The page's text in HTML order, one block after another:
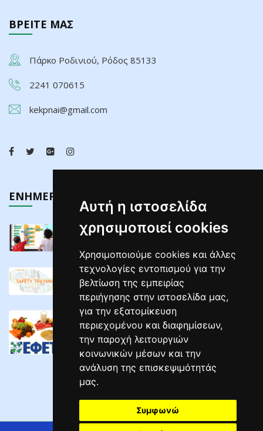
Αυτή η ιστοσελίδα
χρησιμοποιεί cookies
Χρησιμοποιούμε cookies και άλλες
τεχνολογίες εντοπισμού για την
βελτίωση της εμπειρίας
περιήγησης στην ιστοσελίδα μας,
για την εξατομίκευση
περιεχομένου και διαφημίσεων,
την παροχή λειτουργιών
κοινωνικών μέσων και την
ανάλυση της επισκεψιμότητάς
μας.
Συμφωνώ
ΒΡΕΙΤΕ ΜΑΣ
Πάρκο Ροδινιού, Ρόδος 85133
2241 070615
kekpnai@gmail.com
ΕΝΗΜΕΡΩΣΗ
Τελευταίος Κύκλος Σεμιναρίων Διαδραστικών ...
ΣΕΜΙΝΑΡΙΑ ΕΠΙΜΟΡΦΩΣΗΣ ΕΡΓΟΔΟΤΩΝ ΣΕ ...
04/04/2025
ΣΕΜΙΝΑΡΙΑ Υγιεινής Και Ασφάλειας ...
02/04/2025